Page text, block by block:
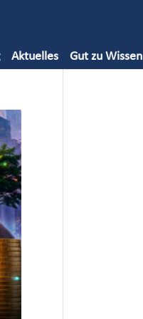
Aktuelles Gut zu Wissen